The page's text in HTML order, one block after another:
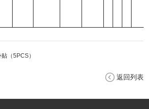
（5PCS）
返回列表